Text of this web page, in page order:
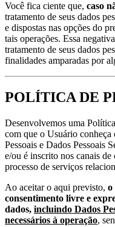
Você fica ciente que, caso
tratamento de seus dados
e dispostas nas opções do
tais operações. Essa
tratamento de seus dados
finalidades amparadas por
POLÍTICA DE
Desenvolvemos uma
com que o Usuário conheça
Pessoais e Dados Pessoais
e/ou é inscrito nos canais
processo de serviços
Ao aceitar o aqui previsto, o
consentimento livre e
dados, incluindo Dados
necessários à operação,